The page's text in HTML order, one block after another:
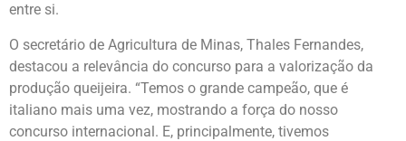
entre si.
O secretário de Agricultura de Minas, Thales Fernandes,
destacou a relevância do concurso para a valorização da
produção queijeira. “Temos o grande campeão, que é
italiano mais uma vez, mostrando a força do nosso
concurso internacional. E, principalmente, tivemos